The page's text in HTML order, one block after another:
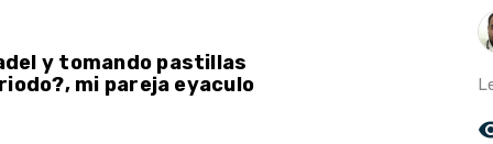
y tomando pastillas
mi pareja eyaculo